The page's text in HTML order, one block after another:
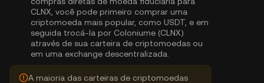
CLNX, você pode primeiro comprar uma
criptomoeda mais popular, como USDT, e em
seguida trocá-la por Coloniume (CLNX)
através de sua carteira de criptomoedas ou
em uma exchange descentralizada.
A maioria das carteiras de criptomoedas